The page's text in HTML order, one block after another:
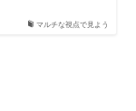
マルチな視点で見よう